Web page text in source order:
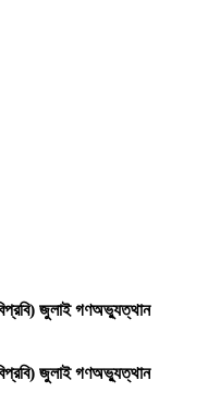
জুলাই গণঅভ্যুত্থান
জুলাই গণঅভ্যুত্থান